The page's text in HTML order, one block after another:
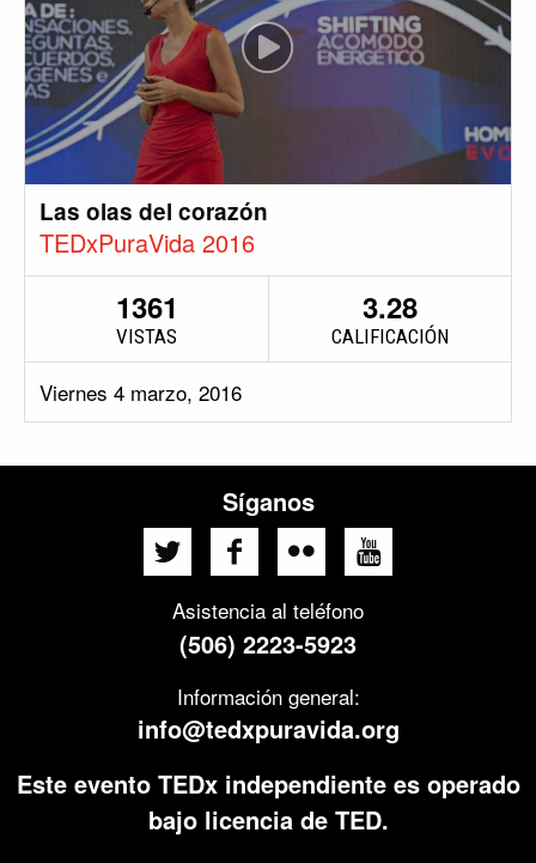
Las olas del corazón
TEDxPuraVida 2016
1361
VISTAS
3.28
CALIFICACIÓN
Viernes 4 marzo, 2016
Síganos
Asistencia al teléfono
(506) 2223-5923
Información general:
info@tedxpuravida.org
Este evento TEDx independiente es operado
bajo licencia de TED.